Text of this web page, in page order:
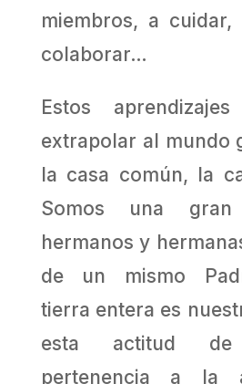
miembros, a
colaborar…
Estos
extrapolar al mundo
la casa común, la
Somos una
hermanos y
de un mismo
tierra entera es
esta actitud
pertenencia a la